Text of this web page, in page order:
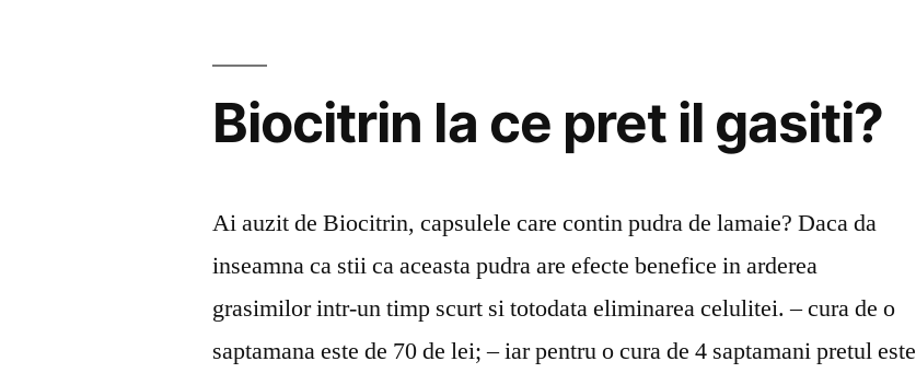
Biocitrin la ce pret il gasiti?
Ai auzit de Biocitrin, capsulele care contin pudra de lamaie? Daca da
inseamna ca stii ca aceasta pudra are efecte benefice in arderea
grasimilor intr-un timp scurt si totodata eliminarea celulitei. – cura de o
saptamana este de 70 de lei; – iar pentru o cura de 4 saptamani pretul este